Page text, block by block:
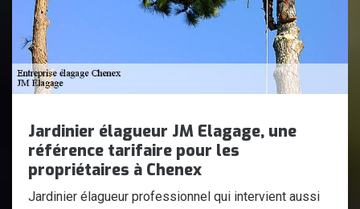
Jardinier élagueur JM Elagage, une
référence tarifaire pour les
propriétaires à Chenex
Jardinier élagueur professionnel qui intervient aussi